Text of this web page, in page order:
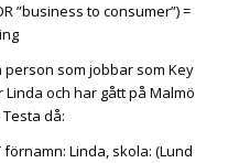
”business to consumer”) =
person som jobbar som Key
och har gått på Malmö
då:
förnamn: Linda, skola: (Lund